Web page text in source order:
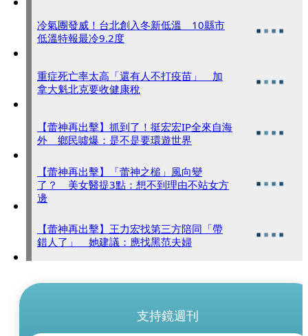
冷氣團發威！台北創入冬新低溫 10縣市
低溫特報最冷9.2度
重症死亡率太高「還有人不打疫苗」 加
拿大魁北克要收健康稅
【蕾神再出擊】抓到了！挺宏宏IP全來自海
外 鄉民噓爆：是不是要環遊世界
【蕾神再出擊】「蕾神之槌」風向變
了？ 美女醫提3點：想不到理由不站女方
邊
【蕾神再出擊】王力宏找第三方陪同「帶
錯人了」 她建議：應找黑范夫婦
支持鏡週刊